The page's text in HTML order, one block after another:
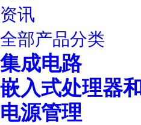
资讯
全部产品分类
集成电路
嵌入式处理器
电源管理